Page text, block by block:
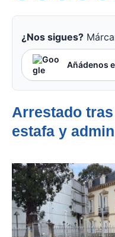
¿Nos sigues?
Añádenos
Arrestado
estafa y